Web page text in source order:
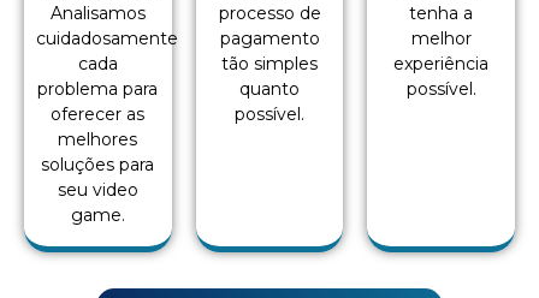
Analisamos
cuidadosamente
cada
problema para
oferecer as
melhores
soluções para
seu video
game.
processo de
pagamento
tão simples
quanto
possível.
tenha a
melhor
experiência
possível.